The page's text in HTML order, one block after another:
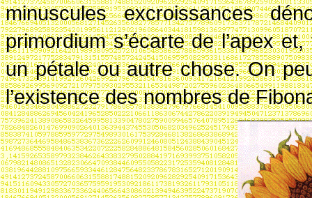
minuscules excroissances
primordium s’écarte de l’apex
un pétale ou autre chose. On
l’existence des nombres de